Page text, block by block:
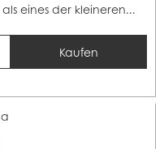
eines der kleineren...
Kaufen